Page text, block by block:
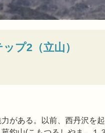
プ2（立山）
がある。以前、西丹沢を